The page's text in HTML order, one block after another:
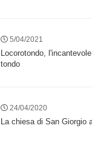
5/04/2021
Locorotondo,
tondo
24/04/2020
La chiesa di San Giorgio